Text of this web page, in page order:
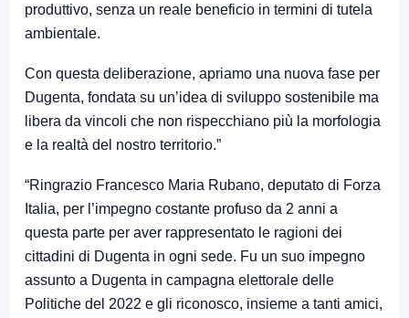
produttivo, senza un reale beneficio in termini di tutela
ambientale.
Con questa deliberazione, apriamo una nuova fase per
Dugenta, fondata su un’idea di sviluppo sostenibile ma
libera da vincoli che non rispecchiano più la morfologia
e la realtà del nostro territorio.”
“Ringrazio Francesco Maria Rubano, deputato di Forza
Italia, per l’impegno costante profuso da 2 anni a
questa parte per aver rappresentato le ragioni dei
cittadini di Dugenta in ogni sede. Fu un suo impegno
assunto a Dugenta in campagna elettorale delle
Politiche del 2022 e gli riconosco, insieme a tanti amici,